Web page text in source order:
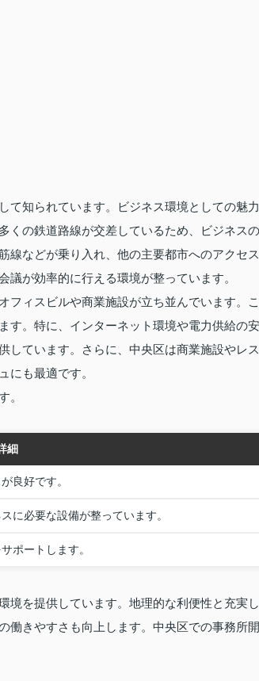
て知られています。ビジネス環境としての魅力
くの鉄道路線が交差しているため、ビジネスの
線などが乗り入れ、他の主要都市へのアクセス
が効率的に行える環境が整っています。
フィスビルや商業施設が立ち並んでいます。こ
す。特に、インターネット環境や電力供給の安
しています。さらに、中央区は商業施設やレス
にも最適です。
。
細
良好です。
に必要な設備が整っています。
ポートします。
境を提供しています。地理的な利便性と充実し
働きやすさも向上します。中央区での事務所開